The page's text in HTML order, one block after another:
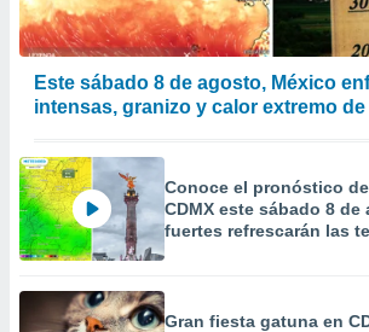
Este sábado 8 de agosto, México
intensas, granizo y calor extremo de
Conoce el pronóstico
CDMX este sábado 8
fuertes refrescarán las
Gran fiesta gatuna en